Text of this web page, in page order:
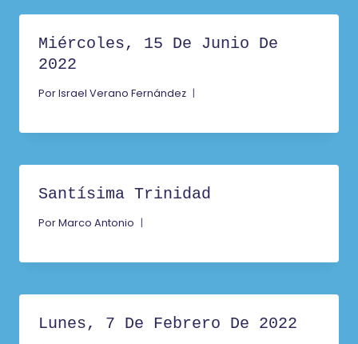
Miércoles, 15 De Junio De
2022
PorIsrael Verano Fernández
Santísima Trinidad
PorMarco Antonio
Lunes, 7 De Febrero De 2022